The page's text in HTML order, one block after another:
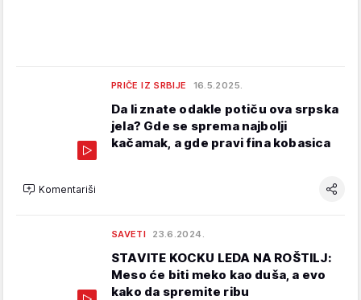
PRIČE IZ SRBIJE 16.5.2025.
Da li znate odakle potiču ova srpska
jela? Gde se sprema najbolji
kačamak, a gde pravi fina kobasica
Komentariši
SAVETI 23.6.2024.
STAVITE KOCKU LEDA NA ROŠTILJ:
Meso će biti meko kao duša, a evo
kako da spremite ribu